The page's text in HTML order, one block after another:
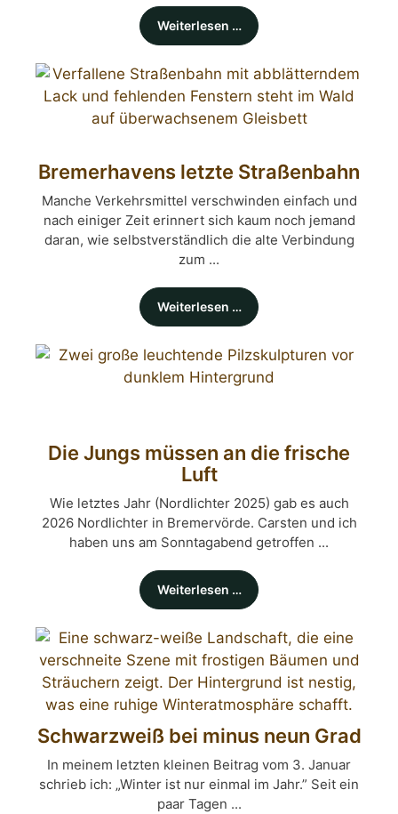
Weiterlesen …
Bremerhavens letzte Straßenbahn
Manche Verkehrsmittel verschwinden einfach und
nach einiger Zeit erinnert sich kaum noch jemand
daran, wie selbstverständlich die alte Verbindung
zum ...
Weiterlesen …
Die Jungs müssen an die frische
Luft
Wie letztes Jahr (Nordlichter 2025) gab es auch
2026 Nordlichter in Bremervörde. Carsten und ich
haben uns am Sonntagabend getroffen ...
Weiterlesen …
Schwarzweiß bei minus neun Grad
In meinem letzten kleinen Beitrag vom 3. Januar
schrieb ich: „Winter ist nur einmal im Jahr.” Seit ein
paar Tagen ...